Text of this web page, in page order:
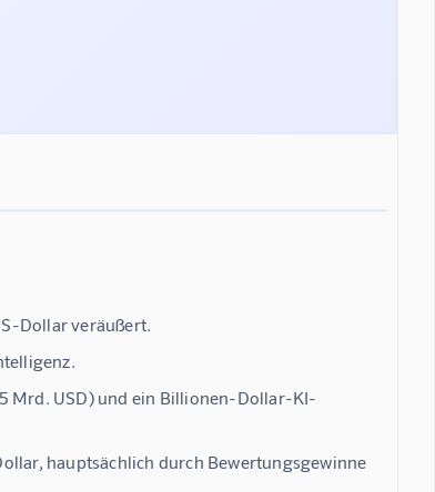
Dollar veräußert.
Mrd. USD) und ein Billionen-Dollar-KI-
hauptsächlich durch Bewertungsgewinne